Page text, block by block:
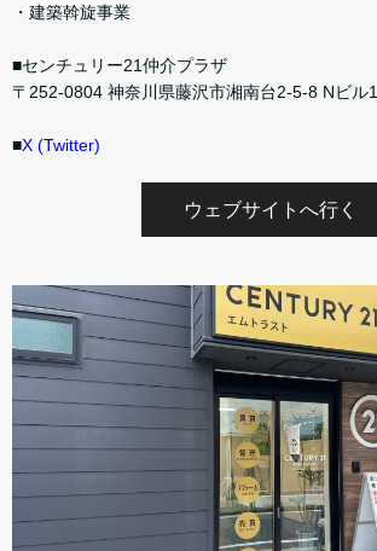
・建築斡旋事業
■センチュリー21仲介プラザ
〒252-0804 神奈川県藤沢市湘南台2-5-8 Nビル
■X (Twitter)
ウェブサイトへ行く